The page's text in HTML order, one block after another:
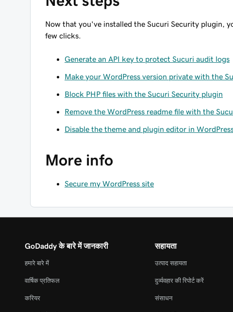
Now that you've installed the Sucuri Security plugin,
few clicks.
Generate an API key to protect Sucuri audit logs
Make your WordPress version private with the
Block PHP files with the Sucuri Security plugin
Remove the WordPress readme file with the
Disable the theme and plugin editor in
More info
Secure my WordPress site
GoDaddy के बारे में जानकारी
हमारे बारे में
वार्षिक प्रतिफल
करियर
सहायता
उत्पाद सहायता
दुर्व्यवहार की रिपोर्ट करें
संसाधन